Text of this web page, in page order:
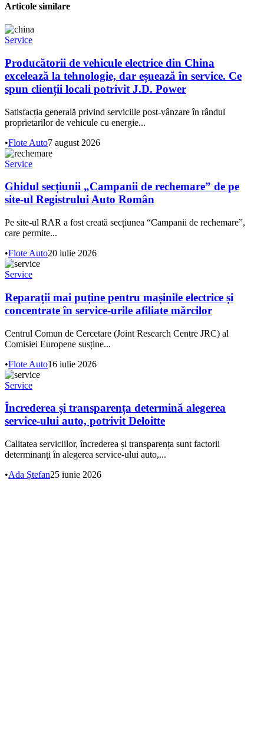
Articole similare
Service
Producătorii de vehicule electrice din China
excelează la tehnologie, dar eșuează în service. Ce
spun clienții locali potrivit J.D. Power
Satisfacția generală privind serviciile post-vânzare în rândul
proprietarilor de vehicule cu energie...
•Flote Auto7 august 2026
Service
Ghidul secțiunii „Campanii de rechemare” de pe
site-ul Registrului Auto Român
Pe site-ul RAR a fost creată secțiunea “Campanii de rechemare”,
care permite...
•Flote Auto20 iulie 2026
Service
Reparații mai puține pentru mașinile electrice și
concentrate în service-urile afiliate mărcilor
Centrul Comun de Cercetare (Joint Research Centre JRC) al
Comisiei Europene susține...
•Flote Auto16 iulie 2026
Service
Încrederea și transparența determină alegerea
service-ului auto, potrivit Deloitte
Calitatea serviciilor, încrederea și transparența sunt factorii
determinanți în alegerea service-ului auto,...
•Ada Ștefan25 iunie 2026